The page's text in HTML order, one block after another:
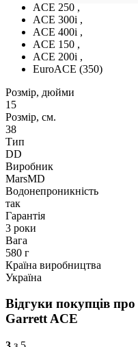
ACE 250 ,
ACE 300i ,
ACE 400i ,
ACE 150 ,
ACE 200i ,
EuroACE (350)
Розмір, дюйми
15
Розмір, см.
38
Тип
DD
Виробник
MarsMD
Водонепроникність
так
Гарантія
3 роки
Вага
580 г
Країна виробництва
Україна
Відгуки покупців про
Garrett ACE